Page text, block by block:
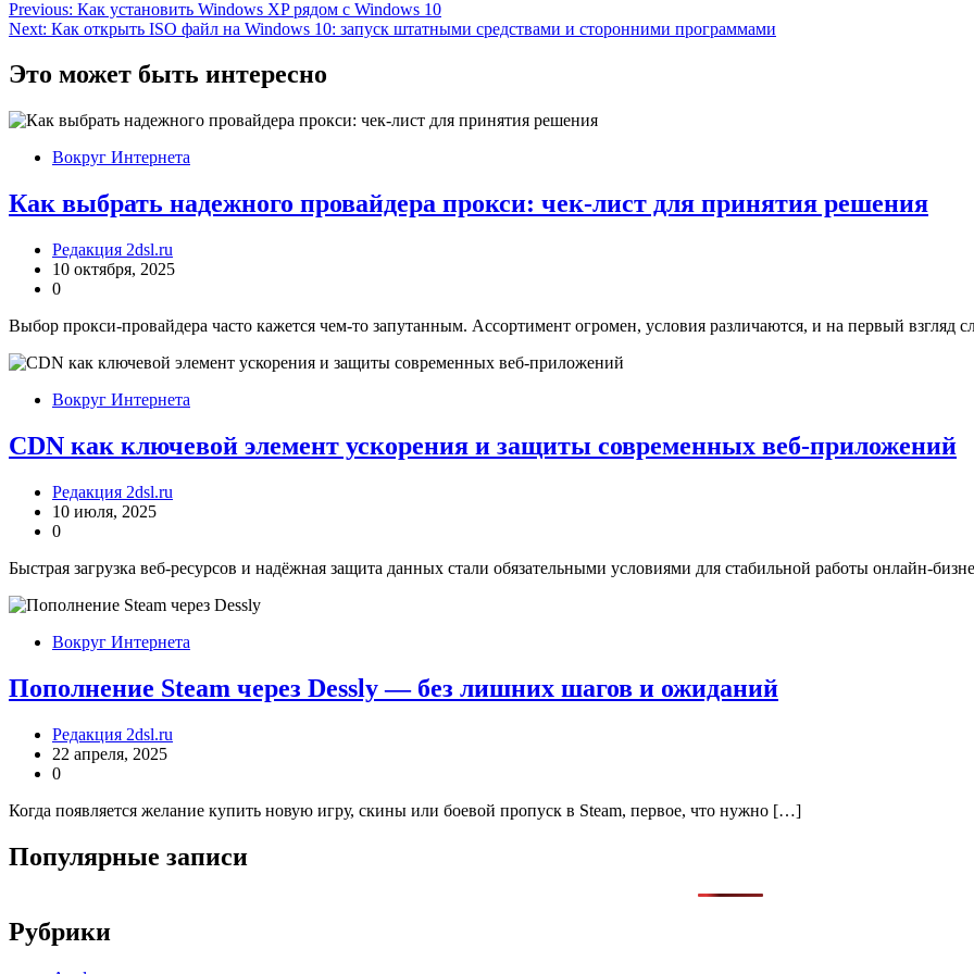
Навигация
по
записям
Previous: Как установить Windows XP рядом с Windows 10
Next: Как открыть ISO файл на Windows 10: запуск штатными средствами и сторонними программами
Это может быть интересно
Вокруг Интернета
Как выбрать надежного провайдера прокси: чек-лист для принятия решения
Редакция 2dsl.ru
10 октября, 2025
0
Выбор прокси-провайдера часто кажется чем-то запутанным. Ассортимент огромен, условия различаются, и на первый взгляд
Вокруг Интернета
CDN как ключевой элемент ускорения и защиты современных веб-приложений
Редакция 2dsl.ru
10 июля, 2025
0
Быстрая загрузка веб-ресурсов и надёжная защита данных стали обязательными условиями для стабильной работы онлайн-
Вокруг Интернета
Пополнение Steam через Dessly — без лишних шагов и ожиданий
Редакция 2dsl.ru
22 апреля, 2025
0
Когда появляется желание купить новую игру, скины или боевой пропуск в Steam, первое, что нужно […]
Популярные записи
Рубрики